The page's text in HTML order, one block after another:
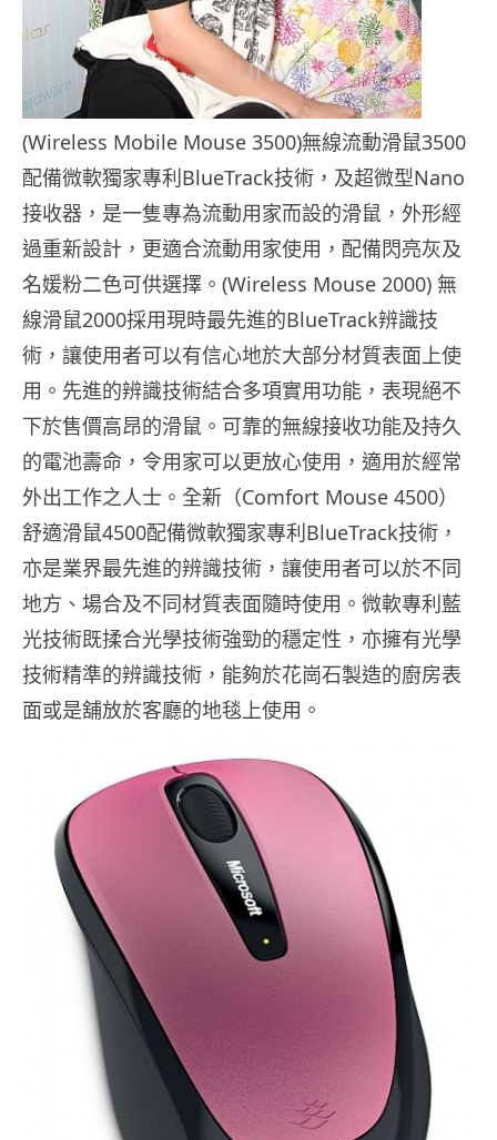
(Wireless Mobile Mouse 3500)無線流動滑鼠3500
配備微軟獨家專利BlueTrack技術，及超微型Nano
接收器，是一隻專為流動用家而設的滑鼠，外形經
過重新設計，更適合流動用家使用，配備閃亮灰及
名媛粉二色可供選擇。(Wireless Mouse 2000) 無
線滑鼠2000採用現時最先進的BlueTrack辨識技
術，讓使用者可以有信心地於大部分材質表面上使
用。先進的辨識技術結合多項實用功能，表現絕不
下於售價高昂的滑鼠。可靠的無線接收功能及持久
的電池壽命，令用家可以更放心使用，適用於經常
外出工作之人士。全新（Comfort Mouse 4500）
舒適滑鼠4500配備微軟獨家專利BlueTrack技術，
亦是業界最先進的辨識技術，讓使用者可以於不同
地方、場合及不同材質表面隨時使用。微軟專利藍
光技術既揉合光學技術強勁的穩定性，亦擁有光學
技術精準的辨識技術，能夠於花崗石製造的廚房表
面或是舖放於客廳的地毯上使用。